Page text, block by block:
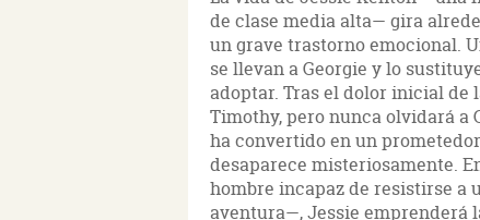
de clase media alta— gira
un grave trastorno emocional.
se llevan a Georgie y lo
adoptar. Tras el dolor inicial de
Timothy, pero nunca olvidará a
ha convertido en un
desaparece misteriosamente.
hombre incapaz de resistirse a
aventura—, Jessie emprenderá